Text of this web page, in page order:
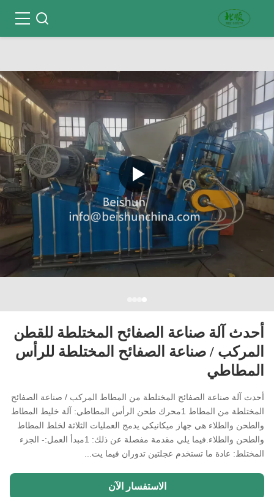
أحدث آلة صناعة الصفائح المختلطة للقطن
المركب / صناعة الصفائح المختلطة للرأس
المطاطي
أحدث آلة صناعة الصفائح المختلطة من المطاط المركب / صناعة الصفائح
المختلطة من المطاط 1محرك طحن الرأس المطاطي: آلة خليط المطاط
والطحن والطلاء هي جهاز ميكانيكي يدمج العمليات الثلاثة لخلط المطاط
والطحن والطلاء.فيما يلي مقدمة مفصلة عن ذلك: 1مبدأ العمل:- الجزء
المختلط: عادة ما تستخدم عجلتين تدوران فيما يت...
الاستفسار الآن